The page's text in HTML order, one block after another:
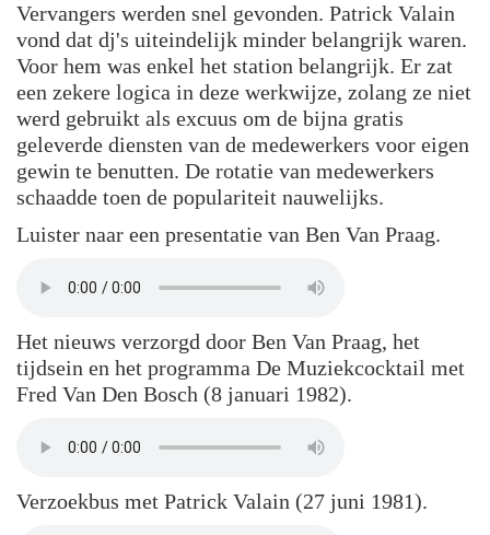
Vervangers werden snel gevonden. Patrick Valain
vond dat dj's uiteindelijk minder belangrijk waren.
Voor hem was enkel het station belangrijk. Er zat
een zekere logica in deze werkwijze, zolang ze niet
werd gebruikt als excuus om de bijna gratis
geleverde diensten van de medewerkers voor eigen
gewin te benutten. De rotatie van medewerkers
schaadde toen de populariteit nauwelijks.
Luister naar een presentatie van Ben Van Praag.
Het nieuws verzorgd door Ben Van Praag, het
tijdsein en het programma De Muziekcocktail met
Fred Van Den Bosch (8 januari 1982).
Verzoekbus met Patrick Valain (27 juni 1981).